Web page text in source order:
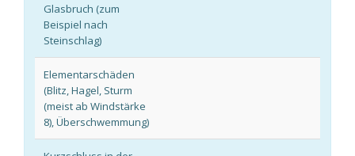
Glasbruch (zum
Beispiel nach
Steinschlag)
Elementarschäden
(Blitz, Hagel, Sturm
(meist ab Windstärke
8), Überschwemmung)